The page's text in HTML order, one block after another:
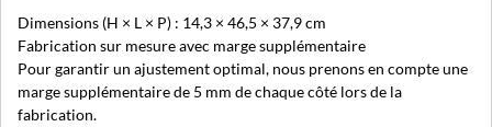
Dimensions (H × L × P) : 14,3 × 46,5 × 37,9 cm
Fabrication sur mesure avec marge supplémentaire
Pour garantir un ajustement optimal, nous prenons en compte une
marge supplémentaire de 5 mm de chaque côté lors de la
fabrication.